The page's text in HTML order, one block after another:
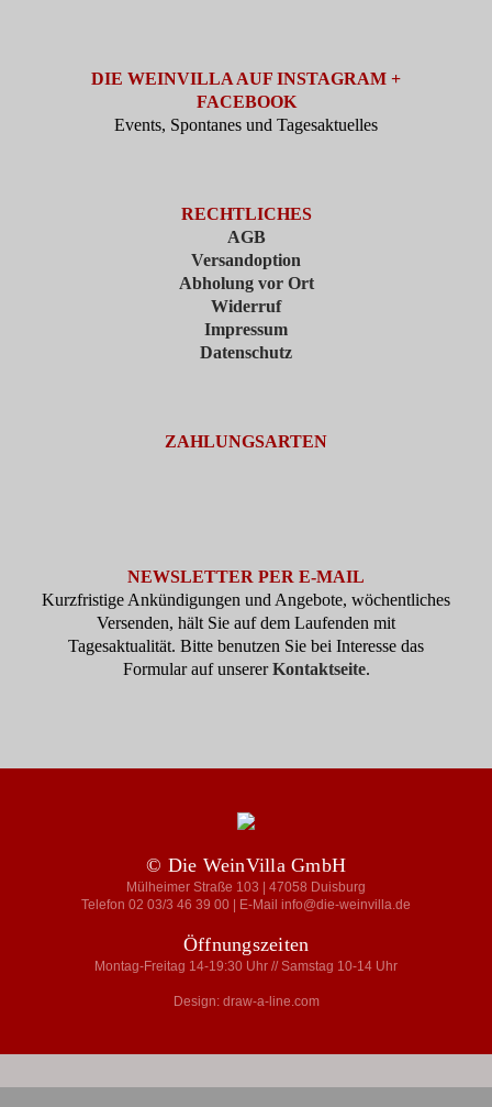
DIE WEINVILLA AUF INSTAGRAM +
FACEBOOK
Events, Spontanes und Tagesaktuelles
RECHTLICHES
AGB
Versandoption
Abholung vor Ort
Widerruf
Impressum
Datenschutz
ZAHLUNGSARTEN
NEWSLETTER PER E-MAIL
Kurzfristige Ankündigungen und Angebote, wöchentliches
Versenden, hält Sie auf dem Laufenden mit
Tagesaktualität. Bitte benutzen Sie bei Interesse das
Formular auf unsererKontaktseite.
© Die WeinVilla GmbH
Mülheimer Straße 103 | 47058 Duisburg
Telefon 02 03/3 46 39 00 | E-Mail info@die-weinvilla.de
Öffnungszeiten
Montag-Freitag 14-19:30 Uhr // Samstag 10-14 Uhr
Design: draw-a-line.com